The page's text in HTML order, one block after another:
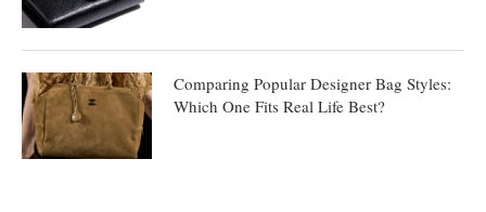
Comparing Popular Designer Bag Styles:
Which One Fits Real Life Best?